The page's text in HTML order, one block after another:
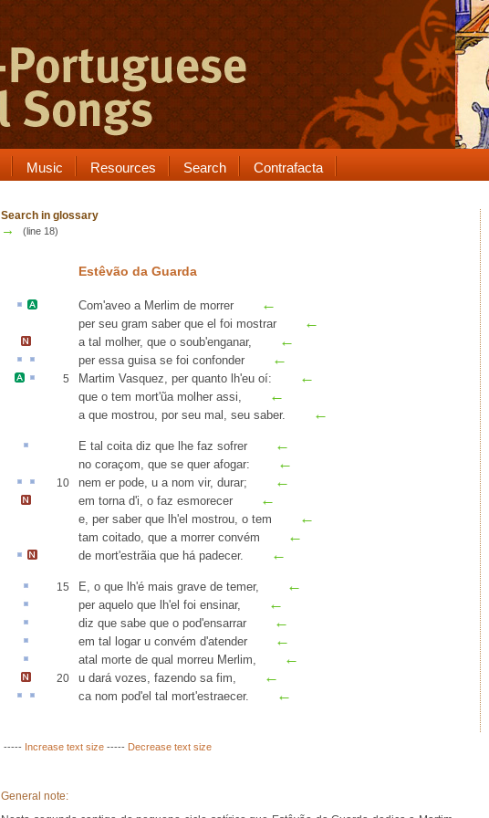
Music Resources Search Contrafacta
Search in glossary
→ (line 18)
Estêvão da Guarda
Com'aveo a Merlim de morrer ←
per seu gram saber que el foi mostrar ←
a tal molher, que o soub'enganar, ←
per essa guisa se foi confonder ←
5 Martim Vasquez, per quanto lh'eu oí: ←
que o tem mort'ũa molher assi, ←
a que mostrou, por seu mal, seu saber. ←
E tal coitadiz que lhe faz sofrer ←
no coraçom, que se quer afogar: ←
10 nem er pode, u a nom vir, durar; ←
em torna d'i, o faz esmorecer ←
e, per saber que lh'el mostrou, o tem ←
tam coitado, que a morrer convém ←
de mort'estrãiaque há padecer. ←
15 E, o que lh'é mais grave de temer, ←
per aquelo que lh'el foi ensinar, ←
diz que sabe que o pod'ensarrar ←
em tal logar u convém d'atender ←
atal morte de qual morreu Merlim, ←
20 u dará vozes, fazendo sa fim, ←
canom pod'el tal mort'estraecer. ←
----- Increase text size ----- Decrease text size
General note: